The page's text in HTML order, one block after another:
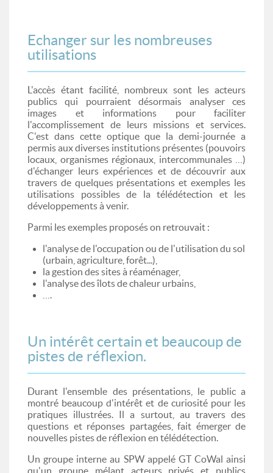
Echanger sur les nombreuses
utilisations
L'accès étant facilité, nombreux sont les acteurs
publics qui pourraient désormais analyser ces
images et informations pour faciliter
l'accomplissement de leurs missions et services.
C'est dans cette optique que la demi-journée a
permis aux diverses institutions présentes (pouvoirs
locaux, organismes régionaux, intercommunales …)
d'échanger leurs expériences et de découvrir aux
travers de quelques présentations et exemples les
utilisations possibles de la télédétection et les
développements à venir.
Parmi les exemples proposés on retrouvait :
l'analyse de l'occupation ou de l'utilisation du sol
(urbain, agriculture, forêt...),
la gestion des sites à réaménager,
l'analyse des îlots de chaleur urbains,
….
Un intérêt certain et beaucoup de
pistes de réflexion.
Durant l'ensemble des présentations, le public a
montré beaucoup d'intérêt et de curiosité pour les
pratiques illustrées. Il a surtout, au travers des
questions et réponses partagées, fait émerger de
nouvelles pistes de réflexion en télédétection.
Un groupe interne au SPW appelé GT CoWal ainsi
qu'un groupe mélant acteurs privés et publics